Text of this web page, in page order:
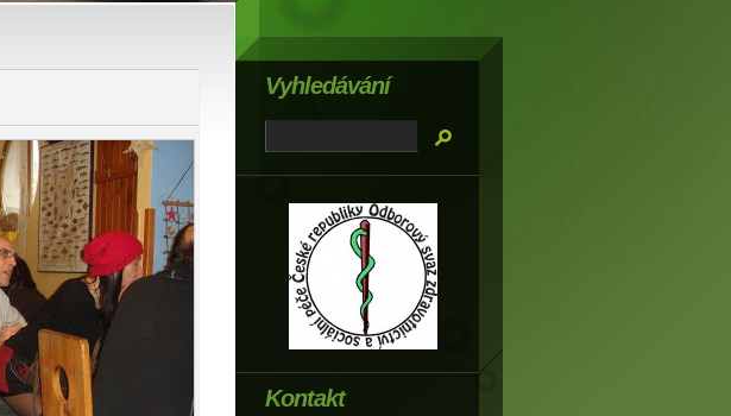
Kontakt
Vyhledávání